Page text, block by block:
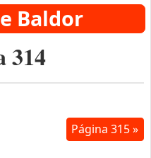
Baldor
314
Página 315 »